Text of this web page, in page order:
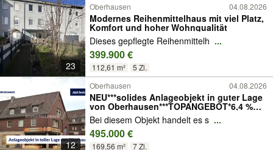
23
Oberhausen 04.08.2026
Modernes Reihenmittelhaus mit viel Platz,
Komfort und hoher Wohnqualität
Dieses gepflegte Reihenmittelh ...
399.900 €
112,61 m² 5 Zi.
12
Oberhausen 04.08.2026
NEU***solides Anlageobjekt in guter Lage
von Oberhausen***TOPANGEBOT*6,4 %
Rendite
Bei diesem Objekt handelt es s ...
495.000 €
169,56 m² 7 Zi.